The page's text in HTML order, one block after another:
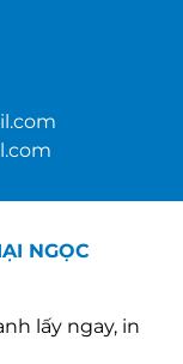
NGỌC
lấy ngay, in